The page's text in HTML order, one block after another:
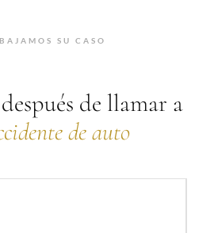
SU CASO
de llamar a
de auto